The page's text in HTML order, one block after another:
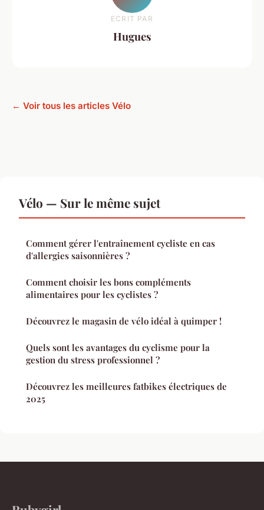
ECRIT PAR
Hugues
← Voir tous les articles Vélo
Vélo — Sur le même sujet
Comment gérer l'entraînement cycliste en cas
d'allergies saisonnières ?
Comment choisir les bons compléments
alimentaires pour les cyclistes ?
Découvrez le magasin de vélo idéal à quimper !
Quels sont les avantages du cyclisme pour la
gestion du stress professionnel ?
Découvrez les meilleures fatbikes électriques de
2025